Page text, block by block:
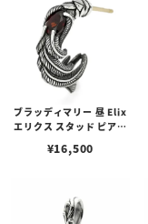
ブラッディマリー 昼 Elix
エリクス スタッド ピアス
¥16,500